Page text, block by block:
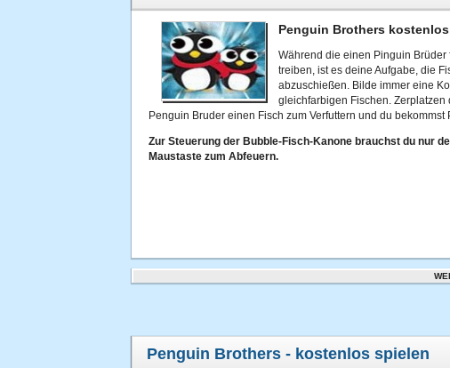
Penguin Brothers
Während die einen Pinguin
treiben, ist es deine Aufgabe, die
abzuschießen. Bilde immer eine
gleichfarbigen Fischen.
Penguin Bruder einen Fisch zum Verfuttern und du bekommst
Zur Steuerung der Bubble-Fisch-Kanone brauchst du nur
Maustaste zum Abfeuern.
Penguin Brothers - kostenlos spielen